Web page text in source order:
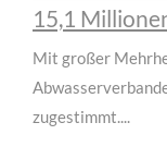
15,1
Mit großer
zugestimmt....